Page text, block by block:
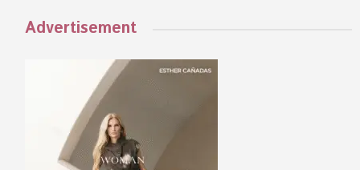
Advertisement